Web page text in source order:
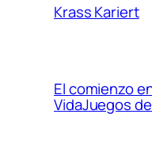
Krass Kariert
El comienzo
VidaJuegos